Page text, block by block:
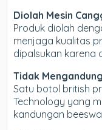
Diolah Mesin
Produk diolah
menjaga kualitas
dipalsukan karena
Tidak
Satu botol british
Technology yang
kandungan